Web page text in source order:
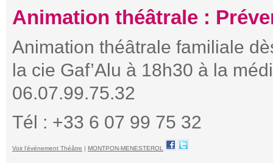
Animation théâtrale :
Animation théâtrale familiale
la cie Gaf’Alu à 18h30 à la
06.07.99.75.32
Tél : +33 6 07 99 75 32
Voir l'événement Théâtre | MONTPON-MENESTEROL